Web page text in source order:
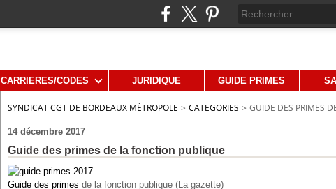
CARRIERES/CODES JURIDIQUE GUIDE PRIMES
SYNDICAT CGT DE BORDEAUX MÉTROPOLE > CATEGORIES > GUIDE DES PRIMES
14 décembre 2017
Guide des primes de la fonction publique
Guide des primes de la fonction publique (La gazette)